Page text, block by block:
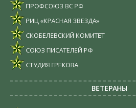
ПРОФСОЮЗ ВС РФ
РИЦ «КРАСНАЯ ЗВЕЗДА»
СКОБЕЛЕВСКИЙ КОМИТЕТ
СОЮЗ ПИСАТЕЛЕЙ РФ
СТУДИЯ ГРЕКОВА
ВЕТЕРАНЫ